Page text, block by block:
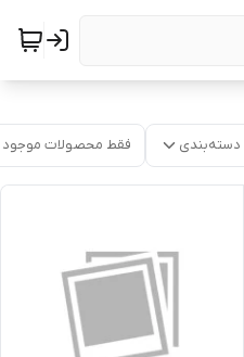
دسته‌بندی فقط محصولات موجود